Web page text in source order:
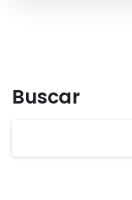
Buscar